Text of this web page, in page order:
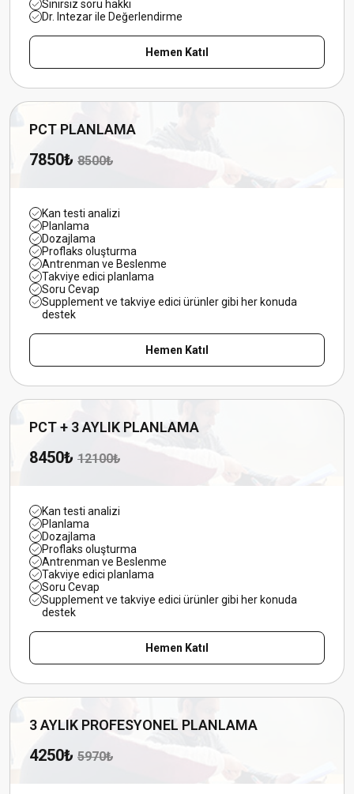
Sınırsız soru hakkı
Dr. Intezar ile Değerlendirme
Hemen Katıl
PCT PLANLAMA
7850₺ 8500₺
Kan testi analizi
Planlama
Dozajlama
Proflaks oluşturma
Antrenman ve Beslenme
Takviye edici planlama
Soru Cevap
Supplement ve takviye edici ürünler gibi her konuda
destek
Hemen Katıl
PCT + 3 AYLIK PLANLAMA
8450₺ 12100₺
Kan testi analizi
Planlama
Dozajlama
Proflaks oluşturma
Antrenman ve Beslenme
Takviye edici planlama
Soru Cevap
Supplement ve takviye edici ürünler gibi her konuda
destek
Hemen Katıl
3 AYLIK PROFESYONEL PLANLAMA
4250₺ 5970₺